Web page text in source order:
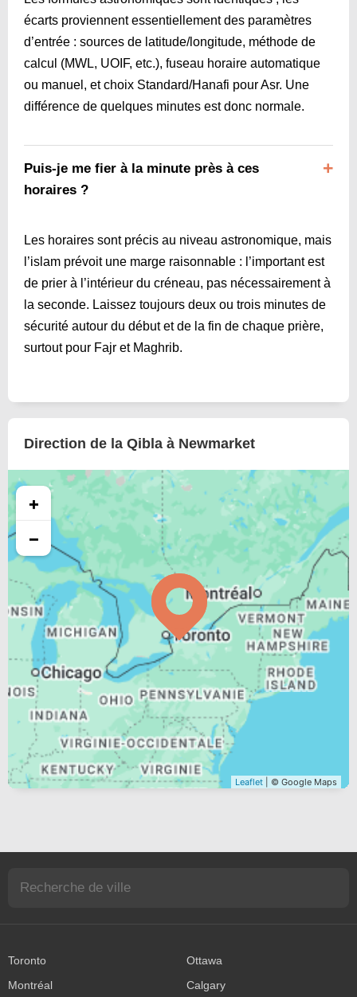
écarts proviennent essentiellement des paramètres
d’entrée : sources de latitude/longitude, méthode de
calcul (MWL, UOIF, etc.), fuseau horaire automatique
ou manuel, et choix Standard/Hanafi pour Asr. Une
différence de quelques minutes est donc normale.
Puis-je me fier à la minute près à ces
horaires ?
Les horaires sont précis au niveau astronomique, mais
l’islam prévoit une marge raisonnable : l’important est
de prier à l’intérieur du créneau, pas nécessairement à
la seconde. Laissez toujours deux ou trois minutes de
sécurité autour du début et de la fin de chaque prière,
surtout pour Fajr et Maghrib.
Direction de la Qibla à Newmarket
+
−
Leaflet | © Google Maps
Toronto
Ottawa
Montréal
Calgary